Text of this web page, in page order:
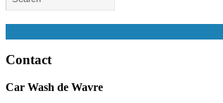
Contact
Car Wash de Wavre